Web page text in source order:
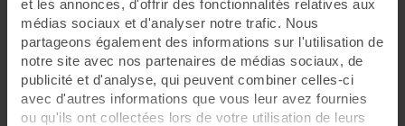
et les annonces, d'offrir des fonctionnalités relatives aux
médias sociaux et d'analyser notre trafic. Nous
partageons également des informations sur l'utilisation de
notre site avec nos partenaires de médias sociaux, de
publicité et d'analyse, qui peuvent combiner celles-ci
avec d'autres informations que vous leur avez fournies
ou qu'ils ont collectées lors de votre utilisation de leurs
Exclusivité estivale disponible uniquement jusqu’au 31
août 2026 inclus.
Profitez de cette
journée bien-être
pour vous détendre en
profondeur grâce un duo de choc : une pressothérapie pour
retrouver des jambes légères et un massage de 50 minutes.